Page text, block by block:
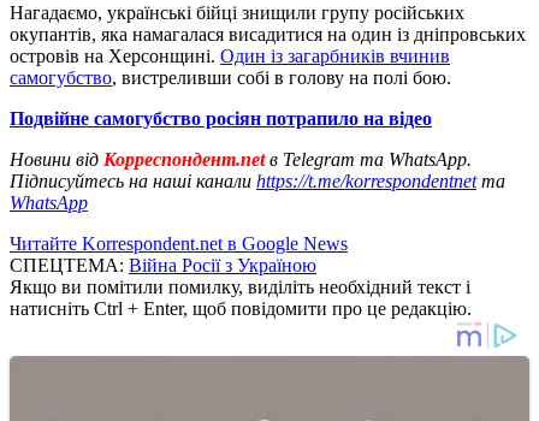
Нагадаємо, українські бійці знищили групу російських
окупантів, яка намагалася висадитися на один із дніпровських
островів на Херсонщині. Один із загарбників вчинив
самогубство, вистреливши собі в голову на полі бою.
Подвійне самогубство росіян потрапило на відео
Новини від Корреспондент.netв Telegram та WhatsApp.
Підписуйтесь на наші канали https://t.me/korrespondentnetта
WhatsApp
Читайте Korrespondent.net в Google News
СПЕЦТЕМА: Війна Росії з Україною
Якщо ви помітили помилку, виділіть необхідний текст і
натисніть Ctrl + Enter, щоб повідомити про це редакцію.